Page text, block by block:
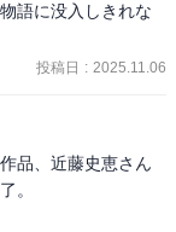
語に没入しきれな
投稿日 : 2025.11.06
品、近藤史恵さん
。